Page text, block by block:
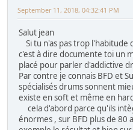
September 11, 2018, 04:32:41 PM
Salut jean
Si tu n'as pas trop l'habitude
c'est à dire documente toi un
placé pour parler d'addictive
Par contre je connais BFD et
spécialisés drums sonnent
existe en soft et même en
cela d'abord parce qu'ils
énormes , sur BFD plus de 80